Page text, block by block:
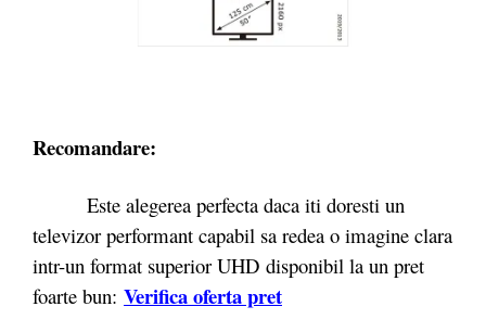
Recomandare:
Este alegerea perfecta daca iti doresti un
televizor performant capabil sa redea o imagine clara
intr-un format superior UHD disponibil la un pret
foarte bun: Verifica oferta pret